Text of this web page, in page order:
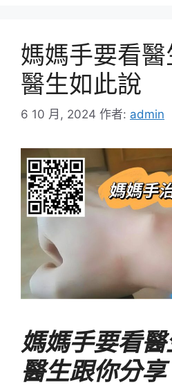
媽媽手要看
醫生如此說
6 10 月, 2024 作者: admin
媽媽手要看
醫生跟你分享